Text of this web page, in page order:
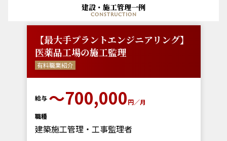
建設・施工管理一例
construction
【最大手プラントエンジニアリング】
医薬品工場の施工監理
有料職業紹介
給与 〜700,000円／月
職種
建築施工管理・工事監理者